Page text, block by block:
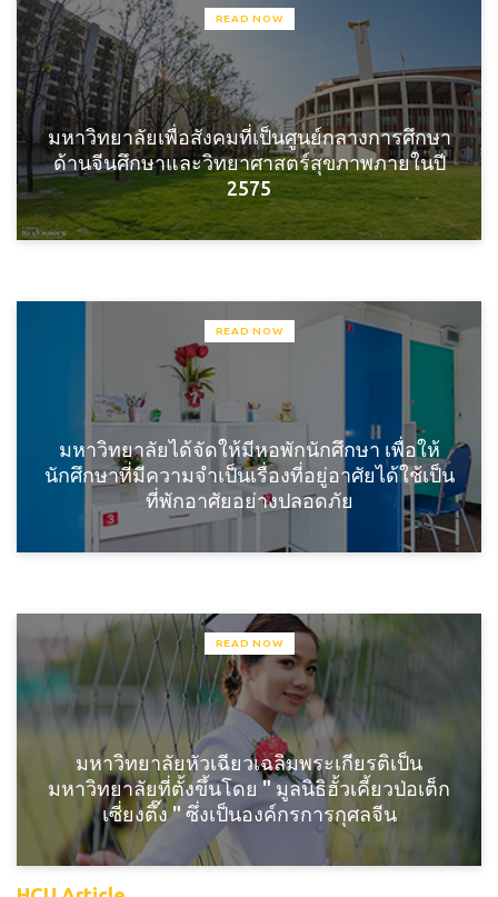
READ NOW
มหาวิทยาลัยเพื่อสังคมที่เป็นศูนย์กลางการศึกษา
ด้านจีนศึกษาและวิทยาศาสตร์สุขภาพภายในปี
2575
READ NOW
มหาวิทยาลัยได้จัดให้มีหอพักนักศึกษา เพื่อให้
นักศึกษาที่มีความจำเป็นเรื่องที่อยู่อาศัยได้ใช้เป็น
ที่พักอาศัยอย่างปลอดภัย
READ NOW
มหาวิทยาลัยหัวเฉียวเฉลิมพระเกียรติเป็น
มหาวิทยาลัยที่ตั้งขึ้นโดย " มูลนิธิฮั้วเคี้ยวป่อเต็ก
เซี่ยงตึ๊ง " ซึ่งเป็นองค์กรการกุศลจีน